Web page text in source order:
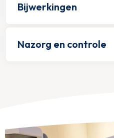
Bijwerkingen
Nazorg en controle